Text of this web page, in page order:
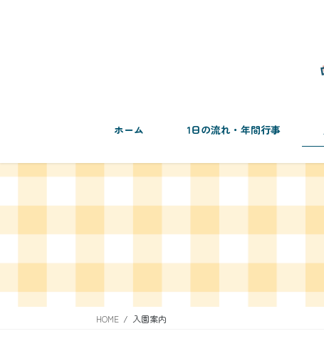
プ
動
ホーム 1日の流れ・年間行事
HOME 入園案内